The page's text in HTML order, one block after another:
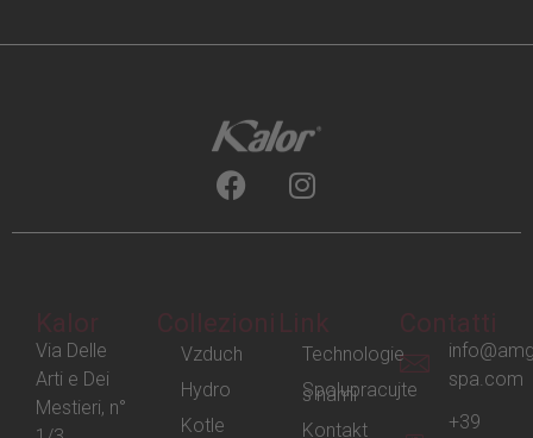
Kalor
Via Delle
Arti e Dei
Mestieri, n°
Collezioni
Vzduch
Hydro
Kotle
Link
Technologie
Spolupracujte
s námi
Kontakt
Contatti
spa.com
+39